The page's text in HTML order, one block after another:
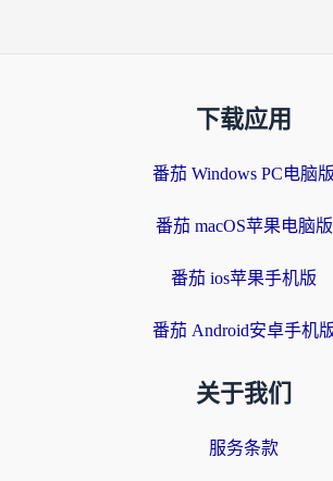
下载应用
番茄 Windows PC电脑版
番茄 macOS苹果电脑版
番茄 ios苹果手机版
番茄 Android安卓手机
关于我们
服务条款